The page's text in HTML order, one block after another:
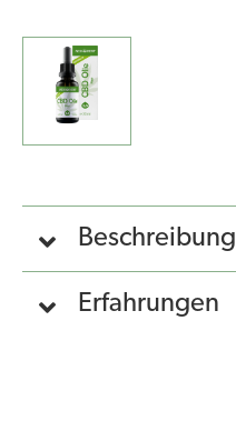
Beschreibung
Erfahrungen